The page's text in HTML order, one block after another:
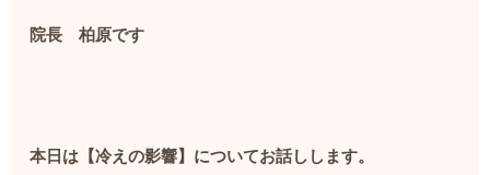
院長 柏原です
本日は【冷えの影響】についてお話しします。